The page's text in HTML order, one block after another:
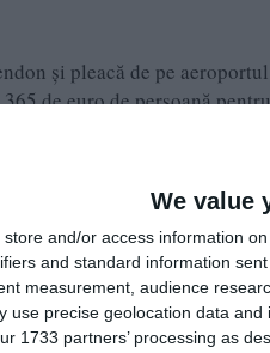
We value
store and/or access information
and standard information
measurement, audience
use precise geolocation data
1733 partners’ processing as
și pleacă de pe
de euro de persoană
puteți citi în următorul articol:
Constanța, despre